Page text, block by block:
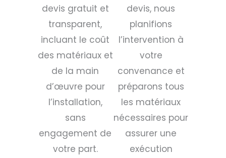
devis gratuit et
transparent,
incluant le coût
des matériaux et
de la main
d’œuvre pour
l’installation,
sans
engagement de
votre part.
devis, nous
planifions
l’intervention à
votre
convenance et
préparons tous
les matériaux
nécessaires pour
assurer une
exécution